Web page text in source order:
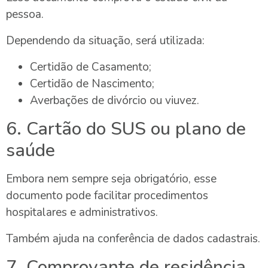
pessoa.
Dependendo da situação, será utilizada:
Certidão de Casamento;
Certidão de Nascimento;
Averbações de divórcio ou viuvez.
6. Cartão do SUS ou plano de
saúde
Embora nem sempre seja obrigatório, esse
documento pode facilitar procedimentos
hospitalares e administrativos.
Também ajuda na conferência de dados cadastrais.